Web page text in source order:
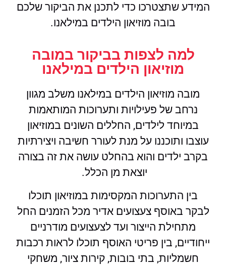
המידע שתצטרכו כדי לתכנן את הביקור שלכם
בובה מוזיאון הילדים במילאנו.
למה לצפות בביקור במובה
מוזיאון הילדים במילאנו
מובה מוזיאון הילדים במילאנו משלב מגוון
נרחב של פעילויות ותערוכות המותאמות
במיוחד לילדים, החללים השונים במוזיאון
עוצבו ותוכננו על מנת לעורר חשיבה ויצירתיות
בקרב ילדים והוא בהחלט עושה את זה בצורה
יוצאת מן הכלל.
בין התערוכות המקסימות במוזיאון תוכלו
לבקר באוסף צעצועים אדיר מכל הזמנים החל
מתחילת הייצור ועד לצעצועים מודרניים
ייחודיים, בין פריטי האוסף תוכלו לראות רכבות
חשמליות, בתי בובות, קירות ציור, משחקי